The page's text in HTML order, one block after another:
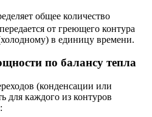
общее количество
от греющего контура
в единицу времени.
по балансу тепла
(конденсации или
для каждого из контуров